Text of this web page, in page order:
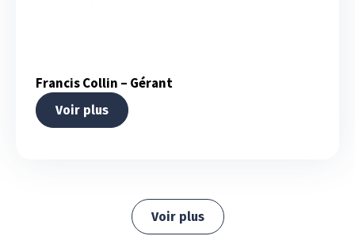
Francis Collin – Gérant
Voir plus
Voir plus